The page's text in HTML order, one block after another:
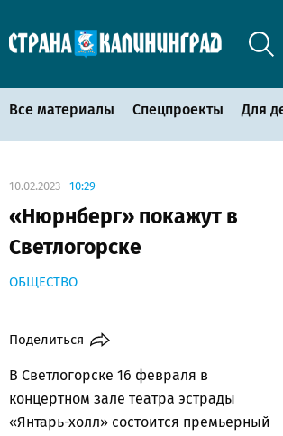
Все материалы Спецпроекты Для
10.02.2023 10:29
«Нюрнберг» покажут в
Светлогорске
ОБЩЕСТВО
Поделиться
В Светлогорске 16 февраля в
концертном зале театра эстрады
«Янтарь-холл» состоится премьерный